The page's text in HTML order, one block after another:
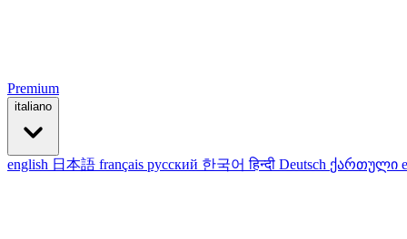
Premium
italiano
english 日本語 français русский 한국어हिन्दी Deutsch ქართული